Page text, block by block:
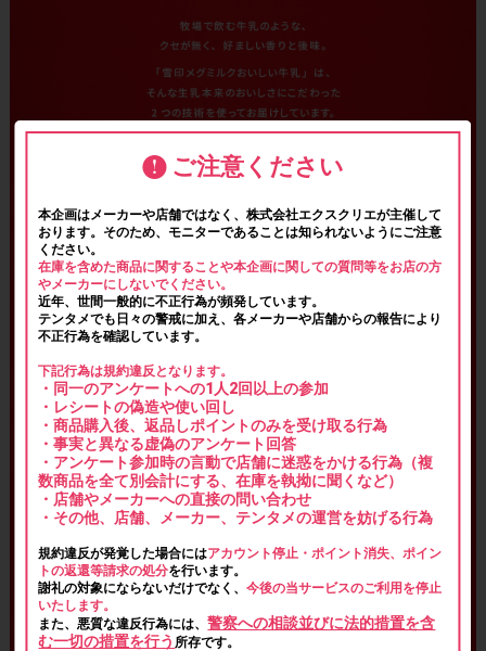
ご注意ください
本企画はメーカーや店舗ではなく、株式会社エクスクリエが主催して
おります。そのため、モニターであることは知られないようにご注意
ください。
在庫を含めた商品に関することや本企画に関しての質問等をお店の方
やメーカーにしないでください。
近年、世間一般的に不正行為が頻発しています。
テンタメでも日々の警戒に加え、各メーカーや店舗からの報告により
不正行為を確認しています。
下記行為は規約違反となります。
・同一のアンケートへの1人2回以上の参加
・レシートの偽造や使い回し
・商品購入後、返品しポイントのみを受け取る行為
・事実と異なる虚偽のアンケート回答
・アンケート参加時の言動で店舗に迷惑をかける行為（複
数商品を全て別会計にする、在庫を執拗に聞くなど）
・店舗やメーカーへの直接の問い合わせ
・その他、店舗、メーカー、テンタメの運営を妨げる行為
規約違反が発覚した場合にはアカウント停止・ポイント消失、ポイン
トの返還等請求の処分を行います。
謝礼の対象にならないだけでなく、今後の当サービスのご利用を停止
いたします。
また、悪質な違反行為には、警察への相談並びに法的措置を含
む一切の措置を行う 所存です。